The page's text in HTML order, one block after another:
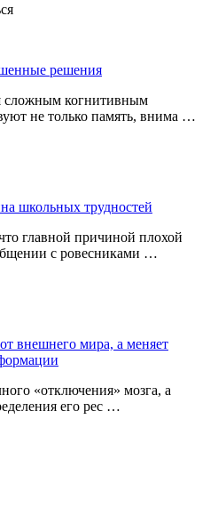
решения
сложным когнитивным
не только память, внима …
школьных трудностей
главной причиной плохой
с ровесниками …
внешнего мира, а меняет
«отключения» мозга, а
его рес …